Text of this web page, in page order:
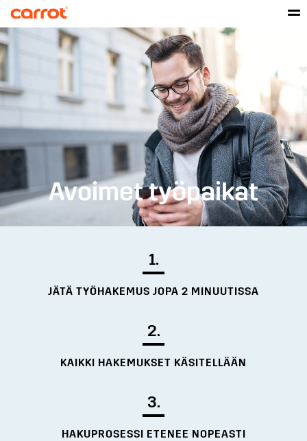
Avoimet työpaikat
1.
JÄTÄ TYÖHAKEMUS JOPA 2 MINUUTISSA
2.
KAIKKI HAKEMUKSET KÄSITELLÄÄN
3.
HAKUPROSESSI ETENEE NOPEASTI